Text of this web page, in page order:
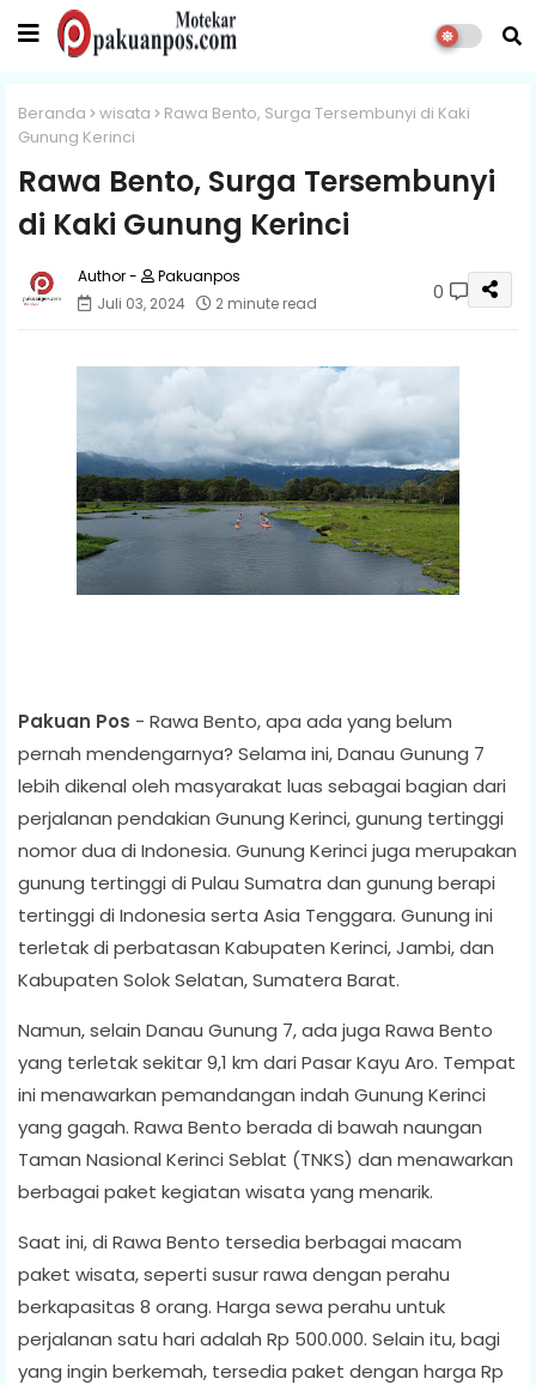
Beranda wisata
Rawa Bento, Surga Tersembunyi di Kaki
Gunung Kerinci
Rawa Bento, Surga Tersembunyi
di Kaki Gunung Kerinci
Pakuanpos
Juli 03, 2024
2 minute read 0
Pakuan Pos - Rawa Bento, apa ada yang belum
pernah mendengarnya? Selama ini, Danau Gunung 7
lebih dikenal oleh masyarakat luas sebagai bagian dari
perjalanan pendakian Gunung Kerinci, gunung tertinggi
nomor dua di Indonesia. Gunung Kerinci juga merupakan
gunung tertinggi di Pulau Sumatra dan gunung berapi
tertinggi di Indonesia serta Asia Tenggara. Gunung ini
terletak di perbatasan Kabupaten Kerinci, Jambi, dan
Kabupaten Solok Selatan, Sumatera Barat.
Namun, selain Danau Gunung 7, ada juga Rawa Bento
yang terletak sekitar 9,1 km dari Pasar Kayu Aro. Tempat
ini menawarkan pemandangan indah Gunung Kerinci
yang gagah. Rawa Bento berada di bawah naungan
Taman Nasional Kerinci Seblat (TNKS) dan menawarkan
berbagai paket kegiatan wisata yang menarik.
Saat ini, di Rawa Bento tersedia berbagai macam
paket wisata, seperti susur rawa dengan perahu
berkapasitas 8 orang. Harga sewa perahu untuk
perjalanan satu hari adalah Rp 500.000. Selain itu, bagi
yang ingin berkemah, tersedia paket dengan harga Rp